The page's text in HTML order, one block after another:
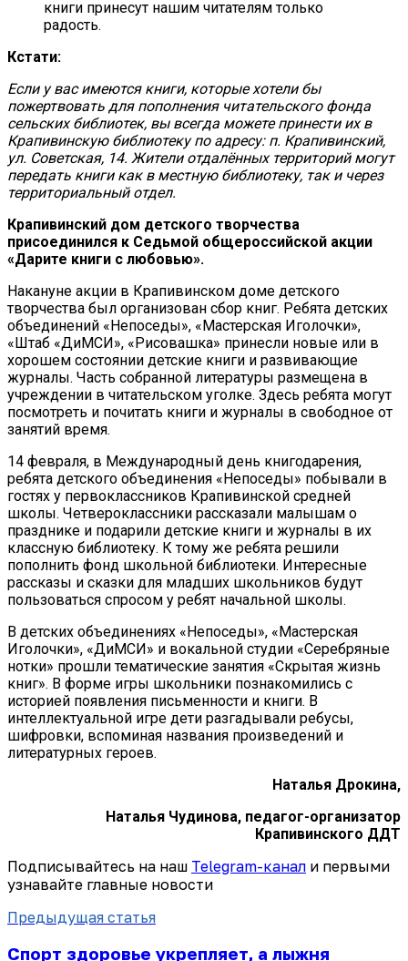
книги принесут нашим читателям только
радость.
Кстати:
Если у вас имеются книги, которые хотели бы
пожертвовать для пополнения читательского фонда
сельских библиотек, вы всегда можете принести их в
Крапивинскую библиотеку по адресу: п. Крапивинский,
ул. Советская, 14. Жители отдалённых территорий могут
передать книги как в местную библиотеку, так и через
территориальный отдел.
Крапивинский дом детского творчества
присоединился к Седьмой общероссийской акции
«Дарите книги с любовью».
Накануне акции в Крапивинском доме детского
творчества был организован сбор книг. Ребята детских
объединений «Непоседы», «Мастерская Иголочки»,
«Штаб «ДиМСИ», «Рисовашка» принесли новые или в
хорошем состоянии детские книги и развивающие
журналы. Часть собранной литературы размещена в
учреждении в читательском уголке. Здесь ребята могут
посмотреть и почитать книги и журналы в свободное от
занятий время.
14 февраля, в Международный день книгодарения,
ребята детского объединения «Непоседы» побывали в
гостях у первоклассников Крапивинской средней
школы. Четвероклассники рассказали малышам о
празднике и подарили детские книги и журналы в их
классную библиотеку. К тому же ребята решили
пополнить фонд школьной библиотеки. Интересные
рассказы и сказки для младших школьников будут
пользоваться спросом у ребят начальной школы.
В детских объединениях «Непоседы», «Мастерская
Иголочки», «ДиМСИ» и вокальной студии «Серебряные
нотки» прошли тематические занятия «Скрытая жизнь
книг». В форме игры школьники познакомились с
историей появления письменности и книги. В
интеллектуальной игре дети разгадывали ребусы,
шифровки, вспоминая названия произведений и
литературных героев.
Наталья Дрокина,
Наталья Чудинова, педагог-организатор
Крапивинского ДДТ
Подписывайтесь на наш Telegram-канал и первыми
узнавайте главные новости
Предыдущая статья
Спорт здоровье укрепляет, а лыжня